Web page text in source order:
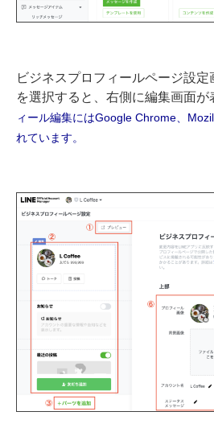
ビジネスプロフィールページ設定
を選択すると、右側に編集画面が
ィール編集にはGoogle Chrome、
れています。